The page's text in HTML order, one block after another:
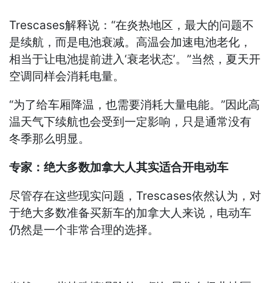
Trescases解释说：“在炎热地区，最大的问题不
是续航，而是电池衰减。高温会加速电池老化，
相当于让电池提前进入‘衰老状态’。”当然，夏天开
空调同样会消耗电量。
“为了给车厢降温，也需要消耗大量电能。”因此高
温天气下续航也会受到一定影响，只是通常没有
冬季那么明显。
专家：绝大多数加拿大人其实适合开电动车
尽管存在这些现实问题，Trescases依然认为，对
于绝大多数准备买新车的加拿大人来说，电动车
仍然是一个非常合理的选择。